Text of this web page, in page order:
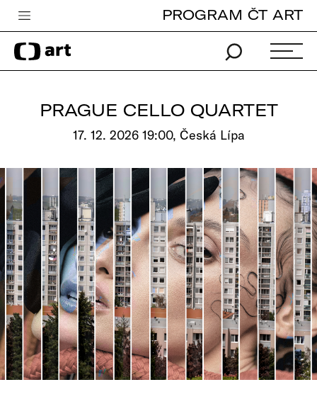
Česká televize
Zpravodajství
Pro děti
edu
Vše o ČT
PROGRAM ČT ART
PRAGUE CELLO QUARTET
17. 12. 2026 19:00, Česká Lípa